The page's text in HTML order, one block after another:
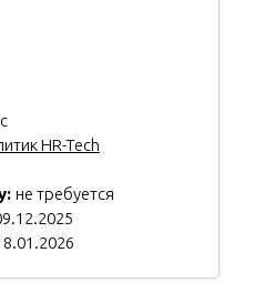
HR-Tech
не требуется